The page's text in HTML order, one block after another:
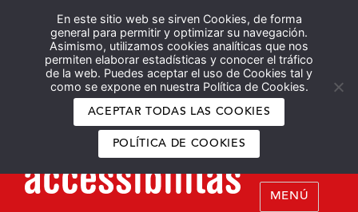
En este sitio web se sirven Cookies, de forma
general para permitir y optimizar su navegación.
Asimismo, utilizamos cookies analíticas que nos
permiten elaborar estadísticas y conocer el tráfico
de la web. Puedes aceptar el uso de Cookies tal y
como se expone en nuestra Política de Cookies.
ACEPTAR TODAS LAS COOKIES
POLÍTICA DE COOKIES
Español English
MENÚ